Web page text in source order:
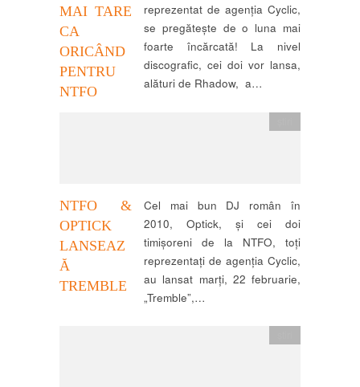
MAI TARE
CA
ORICÂND
PENTRU
NTFO
reprezentat de agenția Cyclic,
se pregătește de o luna mai
foarte încărcată! La nivel
discografic, cei doi vor lansa,
alături de Rhadow, a…
NTFO &
OPTICK
LANSEAZ
Ă
TREMBLE
Cel mai bun DJ român în
2010, Optick, și cei doi
timișoreni de la NTFO, toți
reprezentați de agenția Cyclic,
au lansat marți, 22 februarie,
„Tremble”,…